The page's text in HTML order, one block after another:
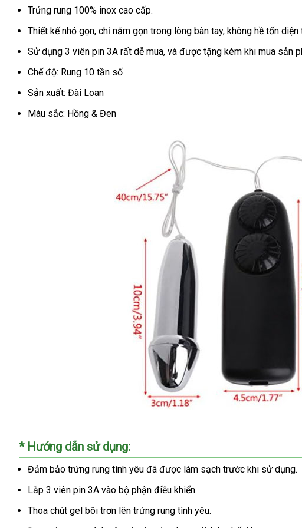
Trứng rung 100% inox cao cấp.
Thiết kế nhỏ gọn, chỉ nằm gọn trong lòng bàn tay, không hề tốn
Sử dụng 3 viên pin 3A rất dễ mua, và được tặng kèm khi mua sản
Chế độ: Rung 10 tần số
Sản xuất: Đài Loan
Màu sắc: Hồng & Đen
* Hướng dẫn sử dụng:
Đảm bảo trứng rung tình yêu đã được làm sạch trước khi sử dụng.
Lắp 3 viên pin 3A vào bộ phận điều khiển.
Thoa chút gel bôi trơn lên trứng rung tình yêu.